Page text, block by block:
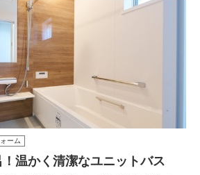
ーム
温かく清潔なユニットバス